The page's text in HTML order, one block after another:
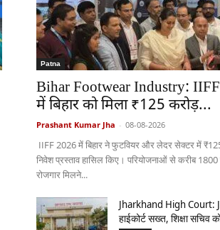
Patna
Bihar Footwear Industry:
में बिहार को मिला ₹125 करोड़...
Prashant Kumar Jha - 08-08-2026
IIFF 2026 में बिहार ने फुटवियर और लेदर सेक्टर में
निवेश प्रस्ताव हासिल किए। परियोजनाओं से करीब 1800
रोजगार मिलने...
Jharkhand High Court:
हाईकोर्ट सख्त, शिक्षा सचिव